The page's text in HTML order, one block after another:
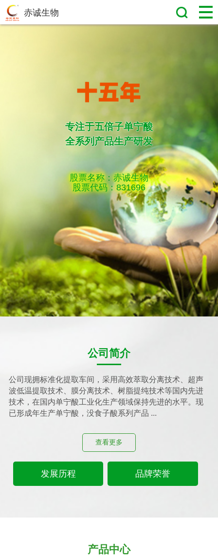
赤诚生物
专注于五倍子单宁酸
全系列产品生产研发
股票名称：赤诚生物
股票代码：831696
公司简介
公司现拥标准化提取车间，采用高效萃取分离技术、超声
波低温提取技术、膜分离技术、树脂提纯技术等国内先进
技术，在国内单宁酸工业化生产领域保持先进的水平。现
已形成年生产单宁酸，没食子酸系列产品 ...
查看更多
发展历程 品牌荣誉
产品中心